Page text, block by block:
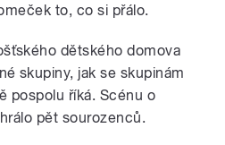
to, co si přálo.
dětského domova
skupiny, jak se skupinám
pospolu říká. Scénu o
pět sourozenců.